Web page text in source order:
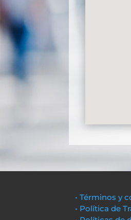
• Términos y
• Política de